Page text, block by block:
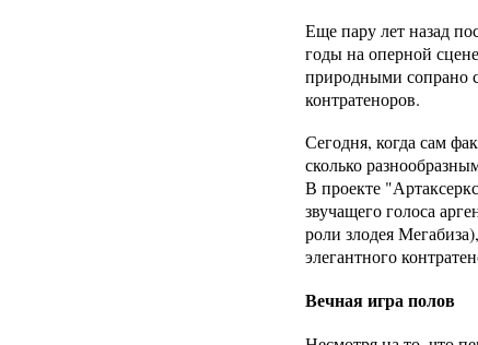
Еще пару лет назад
годы на оперной
природными сопрано
контратеноров.
Сегодня, когда сам
сколько
В проекте
звучащего голоса
роли злодея
элегантного
Вечная игра полов